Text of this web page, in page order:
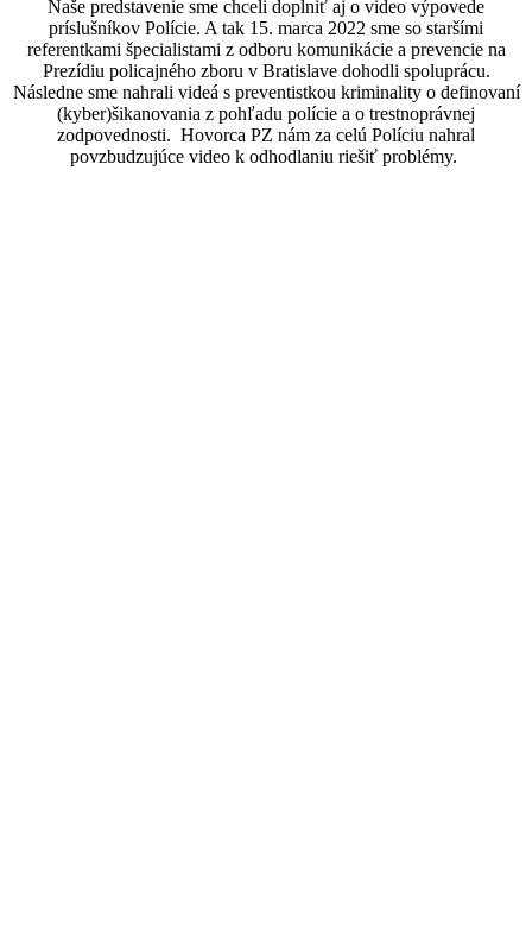
Naše predstavenie sme chceli doplniť aj o video výpovede
príslušníkov Polície. A tak 15. marca 2022 sme so staršími
referentkami špecialistami z odboru komunikácie a prevencie na
Prezídiu policajného zboru v Bratislave dohodli spoluprácu.
Následne sme nahrali videá s preventistkou kriminality o definovaní
(kyber)šikanovania z pohľadu polície a o trestnoprávnej
zodpovednosti. Hovorca PZ nám za celú Políciu nahral
povzbudzujúce video k odhodlaniu riešiť problémy.